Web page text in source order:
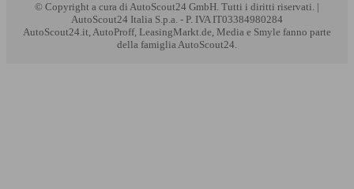
© Copyright a cura di AutoScout24 GmbH. Tutti i diritti riservati. |
AutoScout24 Italia S.p.a. - P. IVA IT03384980284
AutoScout24.it, AutoProff, LeasingMarkt.de, Media e Smyle fanno parte
della famiglia AutoScout24.